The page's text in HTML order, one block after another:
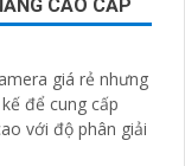
CAO CẤP
giá rẻ nhưng
với độ phân giải